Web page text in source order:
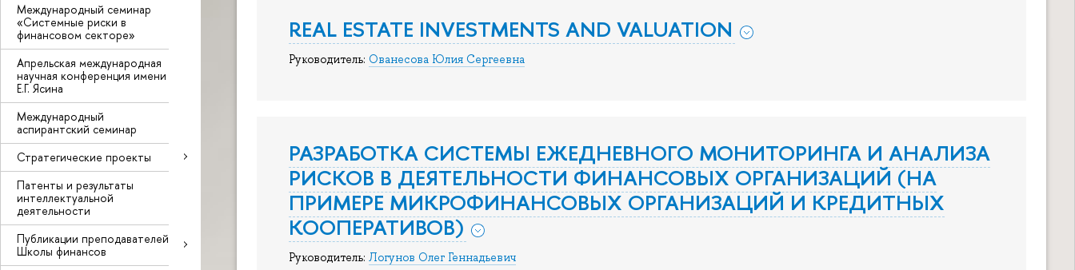
Международный семинар
«Системные риски в
финансовом секторе»
Апрельская международная
научная конференция имени
Е.Г. Ясина
Международный
аспирантский семинар
Стратегические проекты
Патенты и результаты
интеллектуальной
деятельности
Публикации преподавателей
Школы финансов
REAL ESTATE INVESTMENTS AND VALUATION
Руководитель: Ованесова Юлия Сергеевна
РАЗРАБОТКА СИСТЕМЫ ЕЖЕДНЕВНОГО МОНИТОРИНГА И АНАЛИЗА
РИСКОВ В ДЕЯТЕЛЬНОСТИ ФИНАНСОВЫХ ОРГАНИЗАЦИЙ (НА
ПРИМЕРЕ МИКРОФИНАНСОВЫХ ОРГАНИЗАЦИЙ И КРЕДИТНЫХ
КООПЕРАТИВОВ)
Руководитель: Логунов Олег Геннадьевич